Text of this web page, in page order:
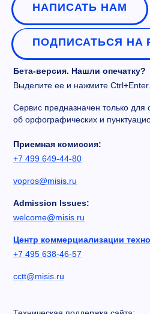
НАПИСАТЬ НАМ
ПОДПИСАТЬСЯ НА
Бета-версия. Нашли опечатку?
Выделите ее и нажмите
Сервис предназначен только для
об орфографических и
Приемная комиссия:
+7 499 649-44-80
vopros@misis.ru
Admission Issues:
welcome@misis.ru
Центр коммерциализации
+7 495 638-46-57
cctt@misis.ru